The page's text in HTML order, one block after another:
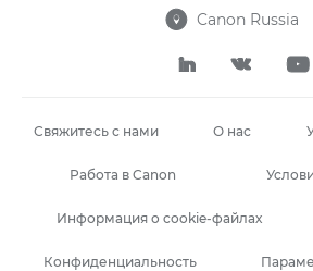
 Canon Russia
  
Свяжитесь с нами О нас
Работа в Canon
Информация о cookie-файлах
Конфиденциальность